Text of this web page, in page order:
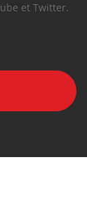
et Twitter.